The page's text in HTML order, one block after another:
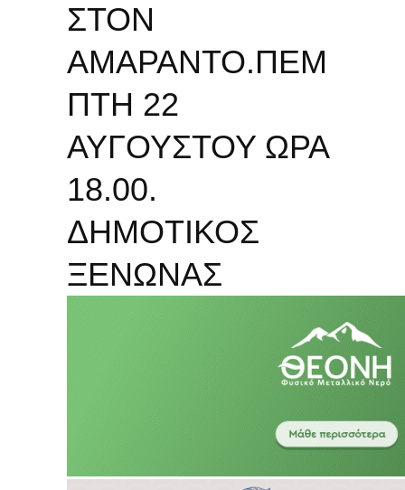
ΣΤΟΝ
ΑΜΑΡΑΝΤΟ.ΠΕΜ
ΠΤΗ 22
ΑΥΓΟΥΣΤΟΥ ΩΡΑ
18.00.
ΔΗΜΟΤΙΚΟΣ
ΞΕΝΩΝΑΣ